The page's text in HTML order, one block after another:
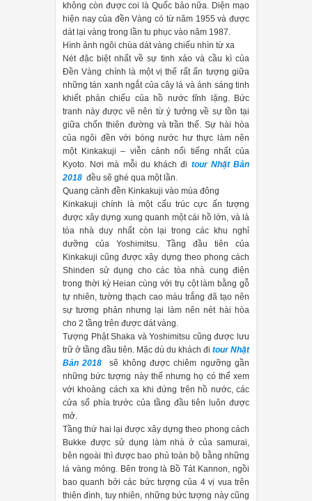
không còn được coi là Quốc bảo nữa. Diện mạo
hiện nay của đền Vàng có từ năm 1955 và được
dát lại vàng trong lần tu phục vào năm 1987.
Hình ảnh ngôi chùa dát vàng chiếu nhìn từ xa
Nét đặc biệt nhất về sự tinh xảo và cầu kì của
Đền Vàng chính là một vị thế rất ấn tượng giữa
những tán xanh ngắt của cây lá và ánh sáng tinh
khiết phản chiếu của hồ nước tĩnh lặng. Bức
tranh này được vẽ nên từ ý tưởng về sự tồn tại
giữa chốn thiên đường và trần thế. Sự hài hòa
của ngôi đền với bóng nước hư thực làm nên
một Kinkakuji – viễn cảnh nổi tiếng nhất của
Kyoto. Nơi mà mỗi du khách đi tour Nhật Bản
2018 đều sẽ ghé qua một lần.
Quang cảnh đền Kinkakuji vào mùa đông
Kinkakuji chính là một cấu trúc cực ấn tượng
được xây dựng xung quanh một cái hồ lớn, và là
tòa nhà duy nhất còn lại trong các khu nghỉ
dưỡng của Yoshimitsu. Tầng đầu tiên của
Kinkakuji cũng được xây dựng theo phong cách
Shinden sử dụng cho các tòa nhà cung điện
trong thời kỳ Heian cùng với trụ cột làm bằng gỗ
tự nhiên, tường thạch cao màu trắng đã tạo nên
sự tương phản nhưng lại làm nên nét hài hòa
cho 2 tầng trên được dát vàng.
Tượng Phật Shaka và Yoshimitsu cũng được lưu
trữ ở tầng đầu tiên. Mặc dù du khách đi tour Nhật
Bản 2018 sẽ không được chiêm ngưỡng gần
những bức tượng này thế nhưng họ có thể xem
với khoảng cách xa khi đứng trên hồ nước, các
cửa sổ phía trước của tầng đầu tiên luôn được
mở.
Tầng thứ hai lại được xây dựng theo phong cách
Bukke được sử dụng làm nhà ở của samurai,
bên ngoài thì được bao phủ toàn bộ bằng những
lá vàng mỏng. Bên trong là Bồ Tát Kannon, ngồi
bao quanh bởi các bức tượng của 4 vị vua trên
thiên đình, tuy nhiên, những bức tượng này cũng